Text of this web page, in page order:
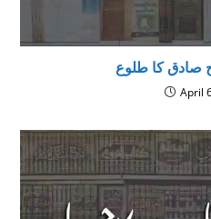
صادق کا طلوع
April